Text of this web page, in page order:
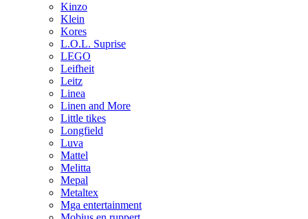
Kinzo
Klein
Kores
L.O.L. Suprise
LEGO
Leifheit
Leitz
Linea
Linen and More
Little tikes
Longfield
Luva
Mattel
Melitta
Mepal
Metaltex
Mga entertainment